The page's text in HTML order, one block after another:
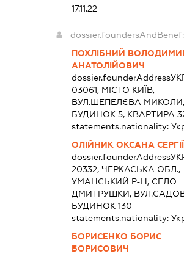
17.11.22
dossier.foundersAndBenef:
ПОХЛІБНИЙ
АНАТОЛІЙОВИЧ
dossier.founderAddress
03061, МІСТО КИЇВ,
ВУЛ.ШЕПЕЛЄВА МИКОЛИ,
БУДИНОК 5, КВАРТИРА
statements.nationality:
ОЛІЙНИК ОКСАНА
dossier.founderAddress
20332, ЧЕРКАСЬКА ОБЛ.,
УМАНСЬКИЙ Р-Н, СЕЛО
ДМИТРУШКИ,
БУДИНОК 130
statements.nationality:
БОРИСЕНКО БОРИС
БОРИСОВИЧ